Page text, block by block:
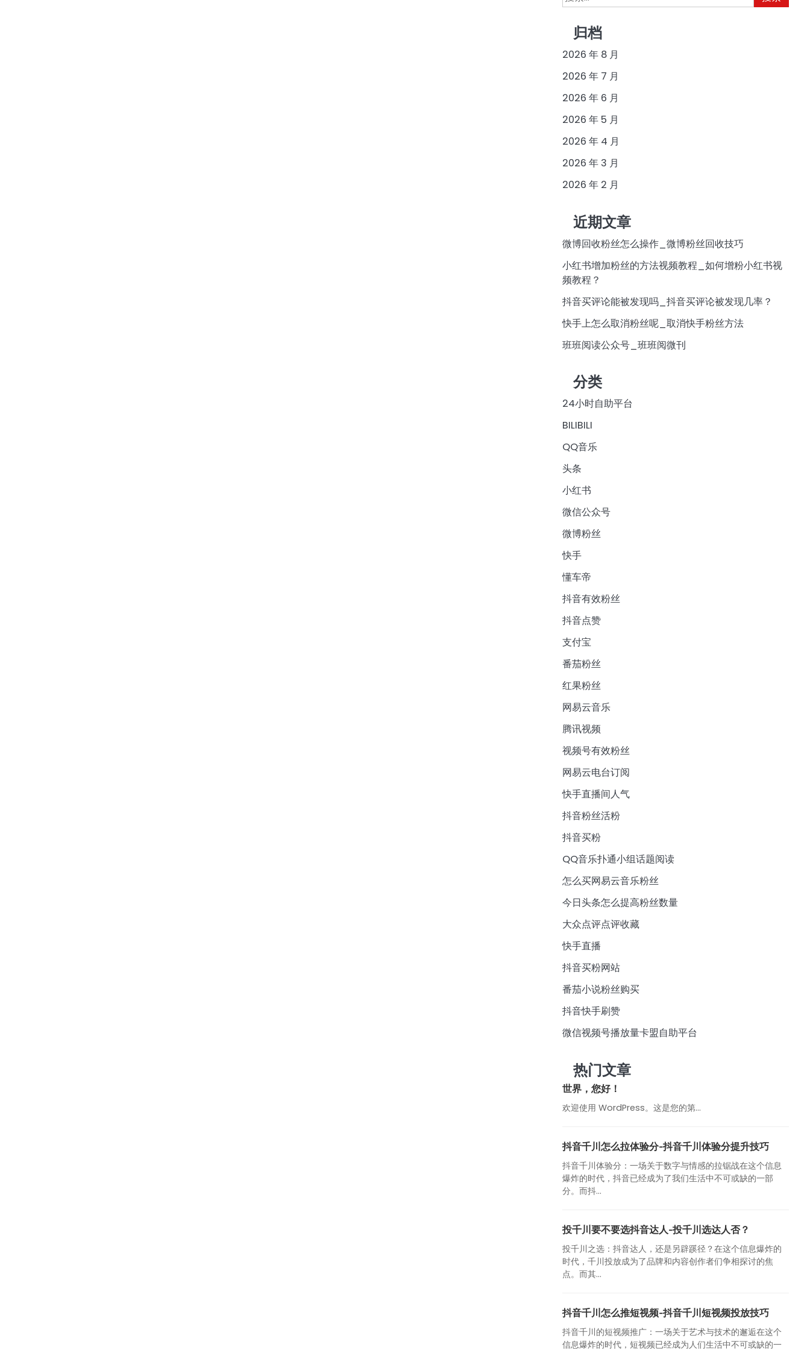
索：
归档
2026 年 8 月
2026 年 7 月
2026 年 6 月
2026 年 5 月
2026 年 4 月
2026 年 3 月
2026 年 2 月
近期文章
微博回收粉丝怎么操作_微博粉丝回收技巧
小红书增加粉丝的方法视频教程_如何增粉小红书视
频教程？
抖音买评论能被发现吗_抖音买评论被发现几率？
快手上怎么取消粉丝呢_取消快手粉丝方法
班班阅读公众号_班班阅微刊
分类
24小时自助平台
BILIBILI
QQ音乐
头条
小红书
微信公众号
微博粉丝
快手
懂车帝
抖音有效粉丝
抖音点赞
支付宝
番茄粉丝
红果粉丝
网易云音乐
腾讯视频
视频号有效粉丝
网易云电台订阅
快手直播间人气
抖音粉丝活粉
抖音买粉
QQ音乐扑通小组话题阅读
怎么买网易云音乐粉丝
今日头条怎么提高粉丝数量
大众点评点评收藏
快手直播
抖音买粉网站
番茄小说粉丝购买
抖音快手刷赞
微信视频号播放量卡盟自助平台
热门文章
世界，您好！
欢迎使用 WordPress。这是您的第…
抖音千川怎么拉体验分-抖音千川体验分提升技巧
抖音千川体验分：一场关于数字与情感的拉锯战在这个信息
爆炸的时代，抖音已经成为了我们生活中不可或缺的一部
分。而抖...
投千川要不要选抖音达人-投千川选达人否？
投千川之选：抖音达人，还是另辟蹊径？在这个信息爆炸的
时代，千川投放成为了品牌和内容创作者们争相探讨的焦
点。而其...
抖音千川怎么推短视频-抖音千川短视频投放技巧
抖音千川的短视频推广：一场关于艺术与技术的邂逅在这个
信息爆炸的时代，短视频已经成为人们生活中不可或缺的一